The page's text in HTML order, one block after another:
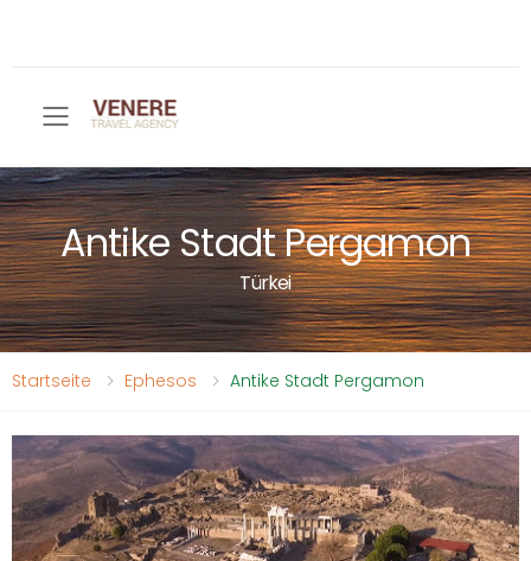
Toggle mobile menu
Antike Stadt Pergamon
Türkei
Startseite Ephesos Antike Stadt Pergamon